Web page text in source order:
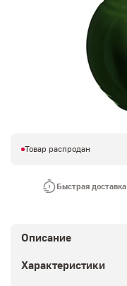
Товар распродан
Быстрая доставка
Описание
Характеристики